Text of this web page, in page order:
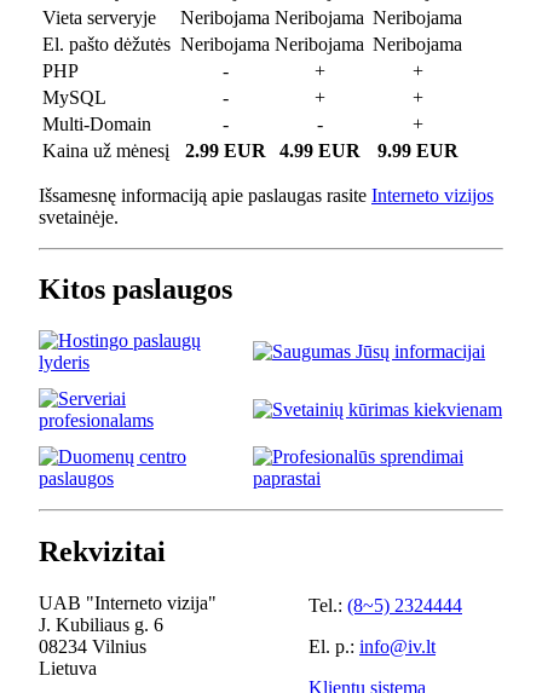
Vieta serveryje
Neribojama Neribojama Neribojama
El. pašto dėžutės Neribojama Neribojama Neribojama
PHP
- +
+
MySQL
- +
+
Multi-Domain
- -
+
Kaina už mėnesį
2.99 EUR 4.99 EUR 9.99 EUR
Išsamesnę informaciją apie paslaugas rasite Interneto vizijos
svetainėje.
Kitos paslaugos
Rekvizitai
UAB "Interneto vizija"
J. Kubiliaus g. 6
08234 Vilnius
Lietuva
Tel.: (8~5) 2324444
El. p.: info@iv.lt
Klientų sistema